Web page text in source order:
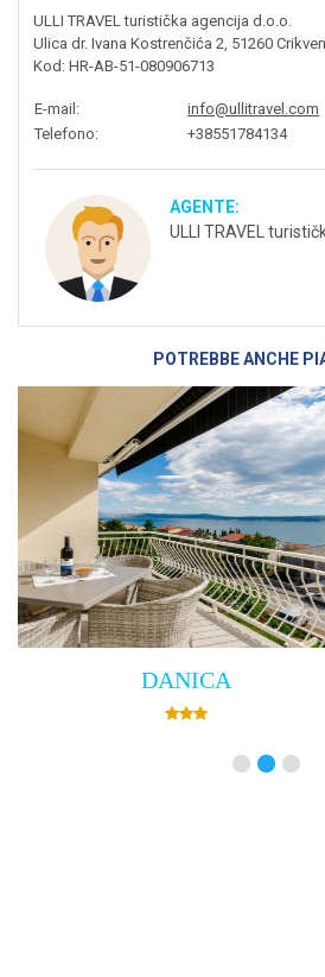
ULLI TRAVEL turistička agencija d.o.o.
Ulica dr. Ivana Kostrenčića 2, 51260
Kod: HR-AB-51-080906713
E-mail:
info@ullitravel.com
Telefono: +38551784134
AGENTE:
ULLI TRAVEL
POTREBBE ANCHE
Villa Empress